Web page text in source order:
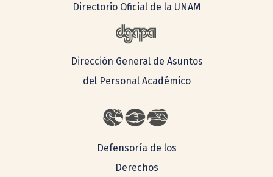
Directorio Oficial de la UNAM
Dirección General de Asuntos
del Personal Académico
Defensoría de los
Derechos